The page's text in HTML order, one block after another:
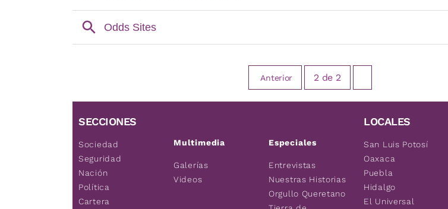
Anterior 2de 2
SECCIONES
Sociedad
Seguridad
Nación
Política
Cartera
Multimedia
Galerías
Videos
Especiales
Entrevistas
Nuestras Historias
Orgullo Queretano
LOCALES
San Luis Potosí
Oaxaca
Puebla
Hidalgo
El Universal